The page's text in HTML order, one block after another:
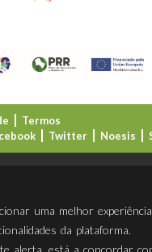
Termos
Twitter Noesis
uma melhor
da plataforma.
alerta, está a concordar